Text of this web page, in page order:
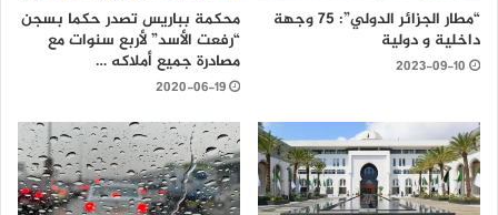
“مطار الجزائر الدولي”: 75 وجهة
داخلية و دولية
2023-09-10
محكمة بباريس تصدر حكما بسجن
“رفعت الأسد” لأربع سنوات مع
مصادرة جميع أملاكه …
2020-06-19